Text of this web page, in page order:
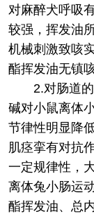
对麻醉犬呼吸
较强，挥发油
机械刺激致咳
酯挥发油无镇
2.对肠道的
碱对小鼠离体
节律性明显降
肌痉挛有对抗
一定规律性，
离体兔小肠运
酯挥发油、总